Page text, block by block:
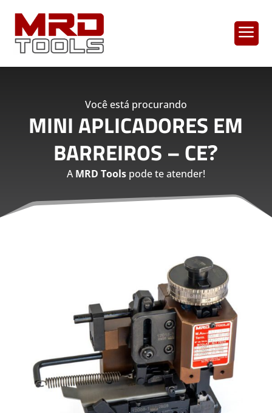
a
Você está procurando
MINI APLICADORES EM
BARREIROS – CE?
AMRD Toolspode te atender!